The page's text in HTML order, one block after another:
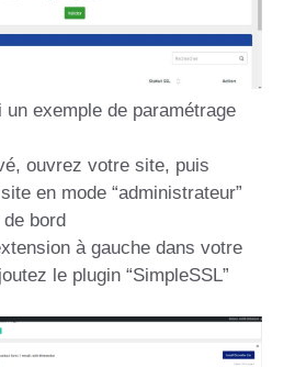
un exemple de paramétrage
ouvrez votre site, puis
en mode “administrateur”
bord
à gauche dans votre
le plugin “SimpleSSL”